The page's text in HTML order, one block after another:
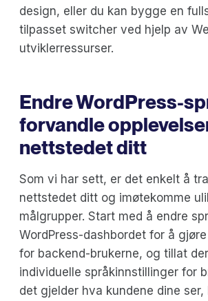
design, eller du kan bygge en
tilpasset switcher ved hjelp av
utviklerressurser.
Endre WordPress-
forvandle
nettstedet ditt
Som vi har sett, er det enkelt å
nettstedet ditt og imøtekomme
målgrupper. Start med å endre
WordPress-dashbordet for å
for backend-brukerne, og tillat
individuelle språkinnstillinger for
det gjelder hva kundene dine ser,